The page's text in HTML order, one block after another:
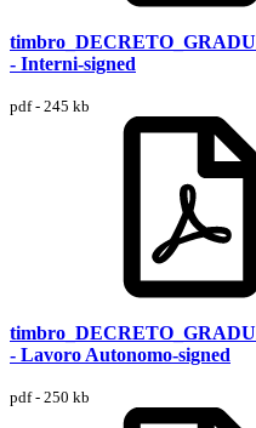
- Interni-signed
pdf - 245 kb
- Lavoro Autonomo-signed
pdf - 250 kb